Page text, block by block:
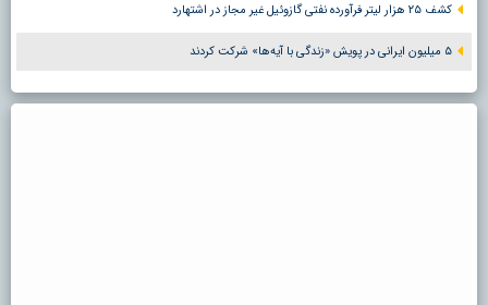
کشف ۲۵ هزار لیتر فرآورده نفتی گازوئیل غیر مجاز در اشتهارد
۵ میلیون ایرانی در پویش «زندگی با آیه‌ها» شرکت کردند